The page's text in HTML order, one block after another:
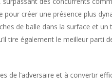
pour créer une présence plus
de balle dans la surface et
tire également le meilleur
de l’adversaire et à convertir